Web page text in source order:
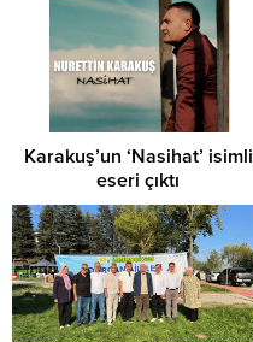
Karakuş’un ‘Nasihat’ isimli
eseri çıktı